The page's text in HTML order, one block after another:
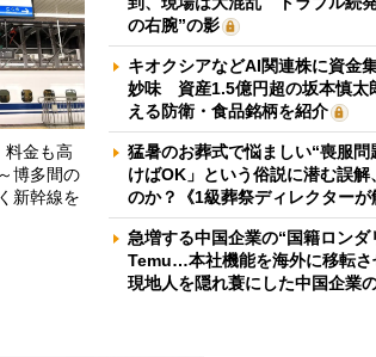
料金も高
博多間の
新幹線を
の右腕”の影
キオクシアなどAI関連株に資金
妙味 資産1.5億円超の坂本慎太
える防衛・食品銘柄を紹介
猛暑のお葬式で悩ましい“喪服
けばOK」という俗説に潜む誤
のか？《1級葬祭ディレクターが
急増する中国企業の“国籍ロン
Temu…本社機能を海外に移転
現地人を隠れ蓑にした中国企業